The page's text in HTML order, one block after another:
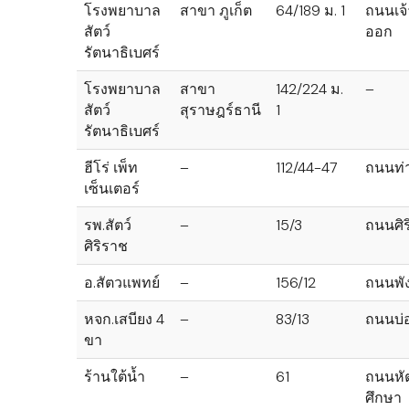
โรงพยาบาล
สัตว์
รัตนาธิเบศร์
สาขา ภูเก็ต 64/189 ม. 1
ถนนเ
ออก
โรงพยาบาล
สัตว์
รัตนาธิเบศร์
สาขา
สุราษฎร์ธานี
142/224 ม.
1
–
ฮีโร่ เพ็ท
เซ็นเตอร์
– 112/44-47 ถนนท่
รพ.สัตว์
ศิริราช
– 15/3 ถนนศิ
อ.สัตวแพทย์ – 156/12
ถนนพั
หจก.เสบียง 4
ขา
– 83/13 ถนนบ่
ร้านใต้น้ำ – 61
ถนนหั
ศึกษา